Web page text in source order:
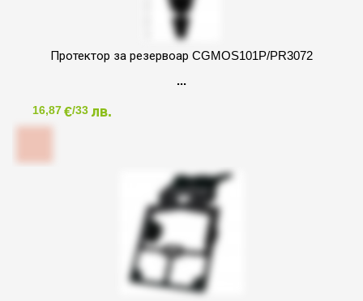
Протектор за резервоар CGMOS101P/PR3072
16,87€/33 лв.